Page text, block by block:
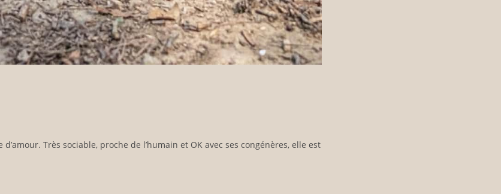
Très sociable, proche de l’humain et OK avec ses congénères, elle est